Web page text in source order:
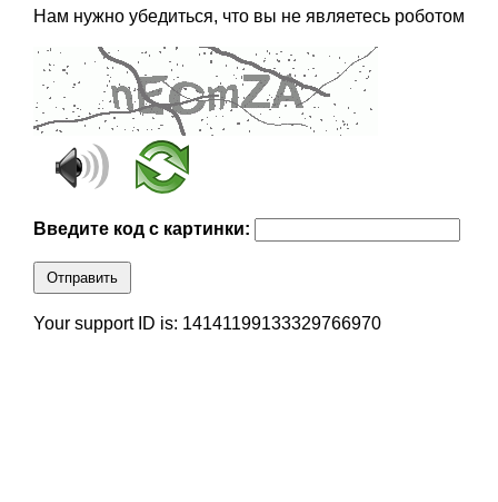
Нам нужно убедиться, что вы не являетесь роботом
Введите код с картинки:
Отправить
Your support ID is: 14141199133329766970